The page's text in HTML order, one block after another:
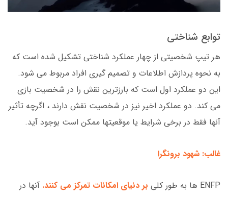
توابع شناختی
هر تیپ شخصیتی از چهار عملکرد شناختی تشکیل شده است که
به نحوه پردازش اطلاعات و تصمیم گیری افراد مربوط می شود.
این دو عملکرد اول است که بارزترین نقش را در شخصیت بازی
می کند. دو عملکرد اخیر نیز در شخصیت نقش دارند ، اگرچه تأثیر
آنها فقط در برخی شرایط یا موقعیتها ممکن است بوجود آید.
غالب: شهود برونگرا
ENFP ها به طور کلی بر دنیای امکانات تمرکز می کنند. آنها در